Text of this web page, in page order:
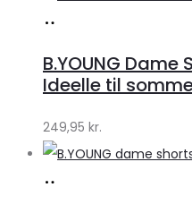
Klædeskabet.dk
B.YOUNG Dame
Ideelle til
249,95 kr.